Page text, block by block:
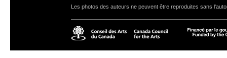
Les photos des auteurs ne peuvent être reproduites sans